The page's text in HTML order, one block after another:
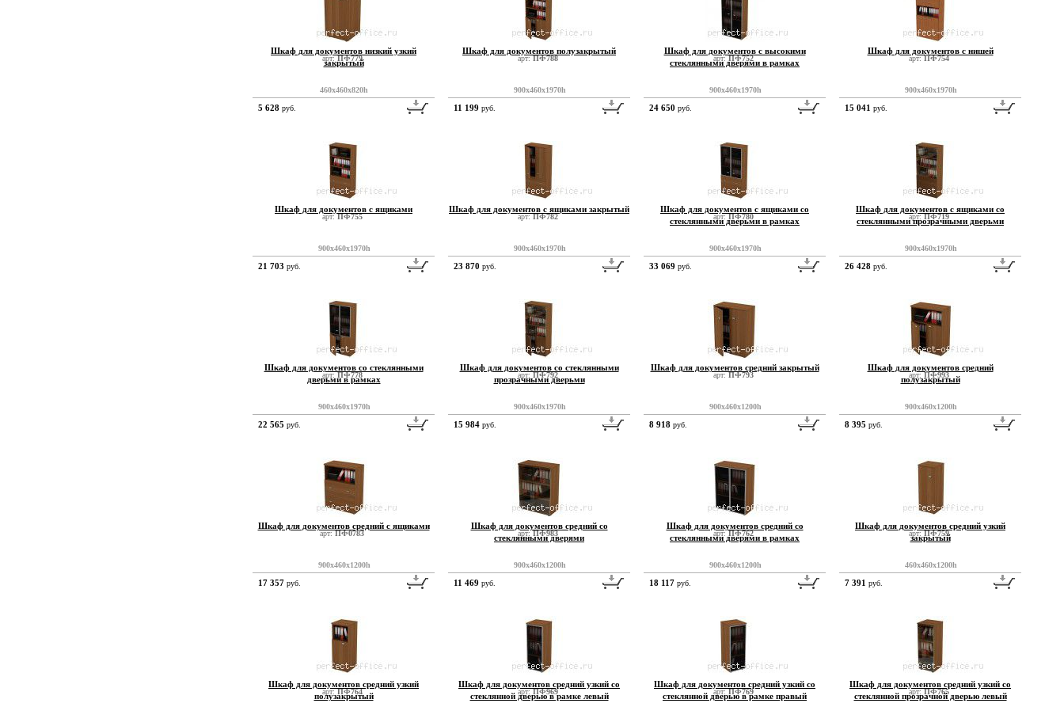
арт:ПФ779 арт:ПФ788 арт:ПФ752 арт:ПФ754
Шкаф для документов низкий узкий
закрытый
арт:ПФ755
460x460x820h
5 628 руб.
Шкаф для документов полузакрытый
арт:ПФ782
900x460x1970h
11 199 руб.
Шкаф для документов с высокими
стеклянными дверями в рамках
арт:ПФ780
900x460x1970h
24 650 руб.
Шкаф для документов с нишей
арт:ПФ719
900x460x1970h
15 041 руб.
Шкаф для документов с ящиками
арт:ПФ778
900x460x1970h
21 703 руб.
Шкаф для документов с ящиками закрытый
арт:ПФ792
900x460x1970h
23 870 руб.
Шкаф для документов с ящиками со
стеклянными дверьми в рамках
арт:ПФ793
900x460x1970h
33 069 руб.
Шкаф для документов с ящиками со
стеклянными прозрачными дверьми
арт:ПФ993
900x460x1970h
26 428 руб.
Шкаф для документов со стеклянными
дверьми в рамках
арт:ПФ0783
900x460x1970h
22 565 руб.
Шкаф для документов со стеклянными
прозрачными дверьми
арт:ПФ983
900x460x1970h
15 984 руб.
Шкаф для документов средний закрытый
арт:ПФ762
900x460x1200h
8 918 руб.
Шкаф для документов средний
полузакрытый
арт:ПФ759
900x460x1200h
8 395 руб.
Шкаф для документов средний с ящиками
арт:ПФ764
900x460x1200h
17 357 руб.
Шкаф для документов средний со
стеклянными дверями
арт:ПФ969
900x460x1200h
11 469 руб.
Шкаф для документов средний со
стеклянными дверями в рамках
арт:ПФ769
900x460x1200h
18 117 руб.
Шкаф для документов средний узкий
закрытый
арт:ПФ765
460x460x1200h
7 391 руб.
Шкаф для документов средний узкий
полузакрытый
Шкаф для документов средний узкий со
стеклянной дверью в рамке левый
Шкаф для документов средний узкий со
стеклянной дверью в рамке правый
Шкаф для документов средний узкий со
стеклянной прозрачной дверью левый